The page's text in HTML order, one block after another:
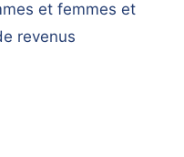
et femmes et
revenus